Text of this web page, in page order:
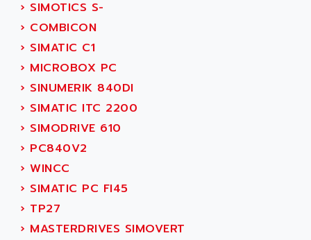
ADAFRUIT
ADAM
ADAMCZEWSKI
ADAMEL
ADANI PSC
ADAPTATER
ADAPTATIVE
ADAPTEC
ADAPTORR
ADAS
ADC AUTOMATICA
ADDA
› SIMOTICS S-
› COMBICON
› SIMATIC C1
› MICROBOX PC
› SINUMERIK 840DI
› SIMATIC ITC 2200
› SIMODRIVE 610
› PC840V2
› WINCC
› SIMATIC PC FI45
› TP27
› MASTERDRIVES SIMOVERT